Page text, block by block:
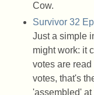
Cow.
Survivor 32
Just a simple
might work: it
votes are
votes, that's
'assembled' at